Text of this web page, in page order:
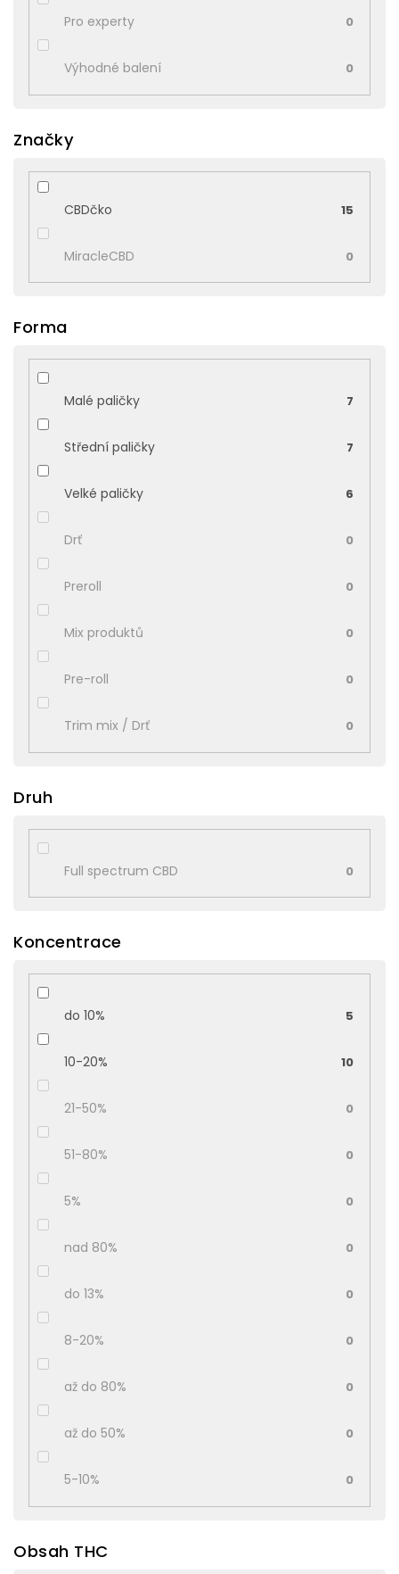
Pro experty 0
Výhodné balení 0
Značky
CBDčko 15
MiracleCBD 0
Forma
Malé paličky 7
Střední paličky 7
Velké paličky 6
Drť 0
Preroll 0
Mix produktů 0
Pre-roll 0
Trim mix / Drť 0
Druh
Full spectrum CBD 0
Koncentrace
do 10% 5
10-20% 10
21-50% 0
51-80% 0
5% 0
nad 80% 0
do 13% 0
8-20% 0
až do 80% 0
až do 50% 0
5-10% 0
Obsah THC